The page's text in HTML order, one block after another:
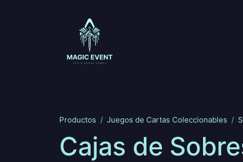
Productos Juegos de Cartas Coleccionables
Cajas de